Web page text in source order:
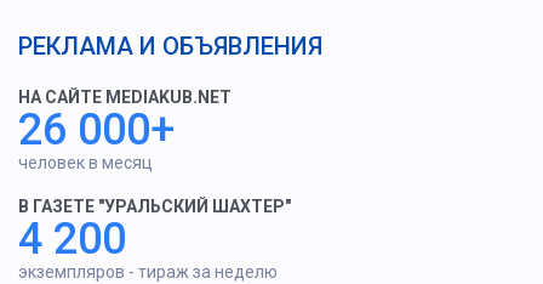
РЕКЛАМА И ОБЪЯВЛЕНИЯ
НА САЙТЕ MEDIAKUB.NET
26 000+
человек в месяц
В ГАЗЕТЕ "УРАЛЬСКИЙ ШАХТЕР"
4 200
экземпляров - тираж за неделю